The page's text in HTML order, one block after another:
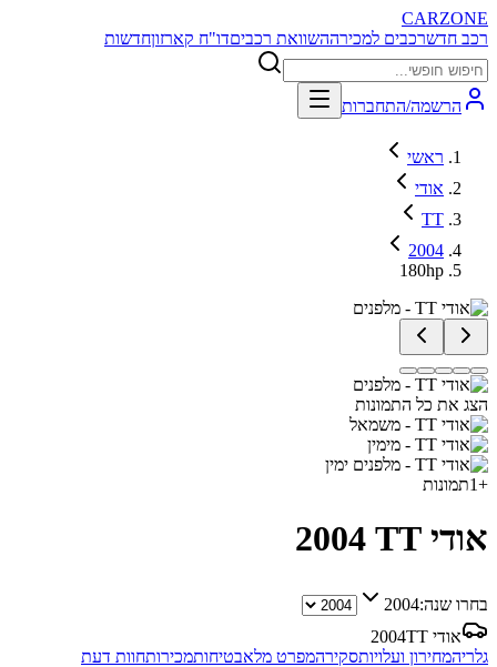
CARZONE
רכב חדשרכבים למכירההשוואת רכביםדו"ח קארזוןחדשות
הרשמה/התחברות
ראשי
אודי
TT
2004
180hp
הצג את כל התמונות
+
1תמונות
אודי TT 2004
בחרו שנה:2004
אודי TT
2004
גלריהמחירון ועלויותסקירהמפרט מלאבטיחותמכירותחוות דעת